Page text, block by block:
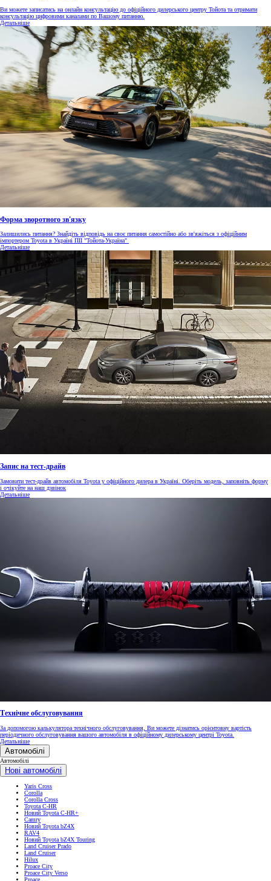
Ви можете записатись на онлайн консультацію до офіційного дилерського центру Тойота та отримати
консультацію цифровими каналами по Вашому питанню.
Детальніше
Форма зворотного зв'язку
Залишились питання? Знайдіть відповідь на своє питання самостійно або зв'яжіться з офіційним
імпортером Toyota в Україні ПІІ "Тойота-Україна"
Детальніше
Запис на тест-драйв
Замовити тест-драйв автомобіля Toyota у офіційного дилера в Україні. Оберіть модель, заповніть форму
і очікуйте на наш дзвінок
Детальніше
Технічне обслуговування
За допомогою калькулятора технічного обслуговування, Ви можете дізнатись орієнтовну вартість
періодичного обслуговування вашого автомобіля в офіційному дилерському центрі Toyota.
Детальніше
Автомобілі
Автомобілі
Нові автомобілі
Yaris Cross
Corolla
Corolla Cross
Toyota C-HR
Новий Toyota C-HR+
Camry
Новий Toyota bZ4X
RAV4
Новий Toyota bZ4X Touring
Land Cruiser Prado
Land Cruiser
Hilux
Proace City
Proace City Verso
Proace